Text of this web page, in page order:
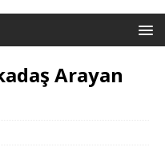
Arayan